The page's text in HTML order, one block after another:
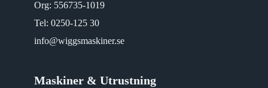
Org: 556735-1019
Tel: 0250-125 30
info@wiggsmaskiner.se
Maskiner & Utrustning